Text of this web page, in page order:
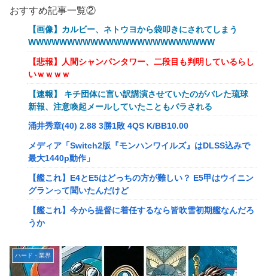
【画像】令和最新版のあのちゃん、可愛過ぎてワイらにブッ
刺さりまくりw w w w w w
オワコン扱いされていたデジモンさん、令和に全盛期を超え
る利益を生み出していた
【爆笑ｗ】バッグひったくりを試みた男、バイクを盗られ
る！
【動画】新型のさすまた、限界突破www
メディア「Switch2版『モンハンワイルズ』はDLSS込みで
最大1440p動作」
【艦これ】E4とE5はどっちの方が難しい？ E5甲はウイニン
グランって聞いたんだけど
【艦これ】今から提督に着任するなら皆吹雪初期艦なんだろ
うか
【艦これ】バニ黒潮親潮 他
【ポケモンGO】リモート交換って 大半が交換レート合わせ
ない奴多くね？
おすすめ記事一覧②
【画像】カルビー、ネトウヨから袋叩きにされてしまう
WWWWWWWWWWWWWWWWWWWWWWWW
【悲報】人間シャンパンタワー、二段目も判明しているらし
いｗｗｗｗ
【速報】 キチ団体に言い訳講演させていたのがバレた琉球
新報、注意喚起メールしていたこともバラされる
涌井秀章(40) 2.88 3勝1敗 4QS K/BB10.00
メディア「Switch2版『モンハンワイルズ』はDLSS込みで
最大1440p動作」
【艦これ】E4とE5はどっちの方が難しい？ E5甲はウイニン
グランって聞いたんだけど
【艦これ】今から提督に着任するなら皆吹雪初期艦なんだろ
うか
【速報】専門家「イオンモール熊本の爆心地に”こんなも
ハード・業界